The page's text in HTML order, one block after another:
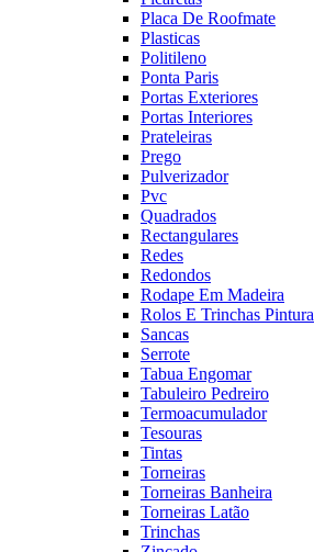
Placa De Roofmate
Plasticas
Politileno
Ponta Paris
Portas Exteriores
Portas Interiores
Prateleiras
Prego
Pulverizador
Pvc
Quadrados
Rectangulares
Redes
Redondos
Rodape Em Madeira
Rolos E Trinchas Pintura
Sancas
Serrote
Tabua Engomar
Tabuleiro Pedreiro
Termoacumulador
Tesouras
Tintas
Torneiras
Torneiras Banheira
Torneiras Latão
Trinchas